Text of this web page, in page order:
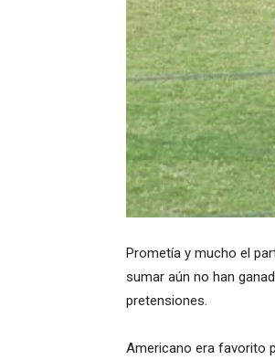
Prometía y mucho el
sumar aún no han
pretensiones.
Americano era favorito